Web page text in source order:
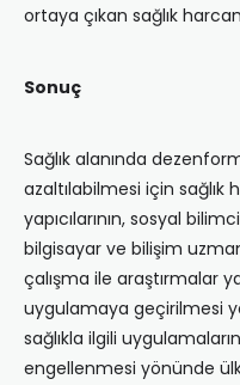
ortaya çıkan sağlık
Sonuç
Sağlık alanında
azaltılabilmesi için sağlık
yapıcılarının, sosyal
bilgisayar ve bilişim
çalışma ile araştırmalar
uygulamaya geçirilmesi
sağlıkla ilgili
engellenmesi yönünde